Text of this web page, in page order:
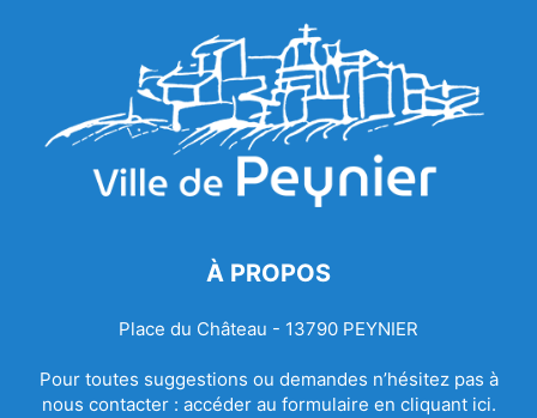
À PROPOS
Place du Château - 13790 PEYNIER
Pour toutes suggestions ou demandes n’hésitez pas à
nous contacter : accéder au formulaire en cliquant ici.